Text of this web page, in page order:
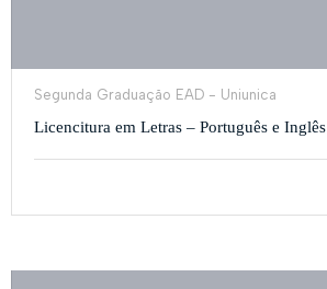
Segunda Graduação EAD - Uniunica
Licencitura em Letras – Português e Inglês